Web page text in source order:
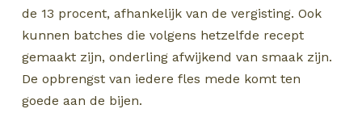
de 13 procent, afhankelijk van de vergisting. Ook
kunnen batches die volgens hetzelfde recept
gemaakt zijn, onderling afwijkend van smaak zijn.
De opbrengst van iedere fles mede komt ten
goede aan de bijen.